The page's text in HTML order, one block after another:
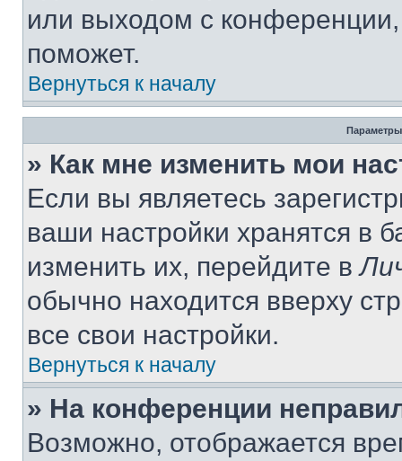
или выходом с
поможет.
Вернуться к началу
Параметры
» Как мне изменить мои
Если вы являетесь
ваши настройки хранятся в
изменить их, перейдите в
обычно находится вверху
все свои настройки.
Вернуться к началу
» На конференции
Возможно, отображается